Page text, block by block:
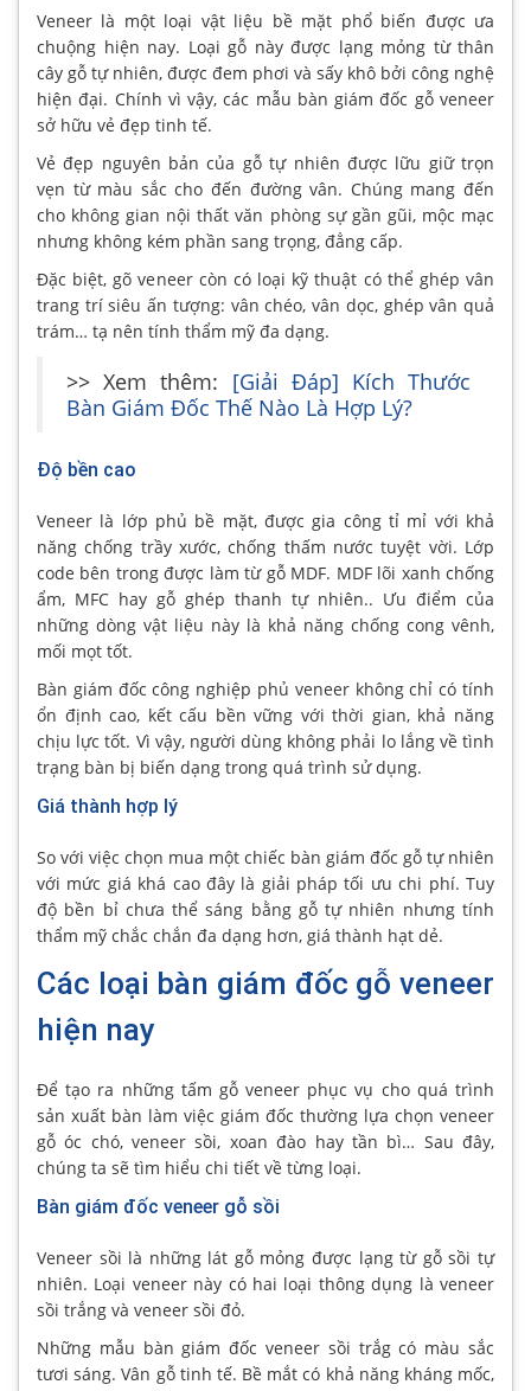
Veneer là một loại vật liệu bề mặt phổ biến được ưa
chuộng hiện nay. Loại gỗ này được lạng mỏng từ thân
cây gỗ tự nhiên, được đem phơi và sấy khô bởi công nghệ
hiện đại. Chính vì vậy, các mẫu bàn giám đốc gỗ veneer
sở hữu vẻ đẹp tinh tế.
Vẻ đẹp nguyên bản của gỗ tự nhiên được lữu giữ trọn
vẹn từ màu sắc cho đến đường vân. Chúng mang đến
cho không gian nội thất văn phòng sự gần gũi, mộc mạc
nhưng không kém phần sang trọng, đẳng cấp.
Đặc biệt, gõ veneer còn có loại kỹ thuật có thể ghép vân
trang trí siêu ấn tượng: vân chéo, vân dọc, ghép vân quả
trám… tạ nên tính thẩm mỹ đa dạng.
>> Xem thêm: [Giải Đáp] Kích Thước
Bàn Giám Đốc Thế Nào Là Hợp Lý?
Độ bền cao
Veneer là lớp phủ bề mặt, được gia công tỉ mỉ với khả
năng chống trầy xước, chống thấm nước tuyệt vời. Lớp
code bên trong được làm từ gỗ MDF. MDF lõi xanh chống
ẩm, MFC hay gỗ ghép thanh tự nhiên.. Ưu điểm của
những dòng vật liệu này là khả năng chống cong vênh,
mối mọt tốt.
Bàn giám đốc công nghiệp phủ veneer không chỉ có tính
ổn định cao, kết cấu bền vững với thời gian, khả năng
chịu lực tốt. Vì vậy, người dùng không phải lo lắng về tình
trạng bàn bị biến dạng trong quá trình sử dụng.
Giá thành hợp lý
So với việc chọn mua một chiếc bàn giám đốc gỗ tự nhiên
với mức giá khá cao đây là giải pháp tối ưu chi phí. Tuy
độ bền bỉ chưa thể sáng bằng gỗ tự nhiên nhưng tính
thẩm mỹ chắc chắn đa dạng hơn, giá thành hạt dẻ.
Các loại bàn giám đốc gỗ veneer
hiện nay
Để tạo ra những tấm gỗ veneer phục vụ cho quá trình
sản xuất bàn làm việc giám đốc thường lựa chọn veneer
gỗ óc chó, veneer sồi, xoan đào hay tần bì… Sau đây,
chúng ta sẽ tìm hiểu chi tiết về từng loại.
Bàn giám đốc veneer gỗ sồi
Veneer sồi là những lát gỗ mỏng được lạng từ gỗ sồi tự
nhiên. Loại veneer này có hai loại thông dụng là veneer
sồi trắng và veneer sồi đỏ.
Những mẫu bàn giám đốc veneer sồi trắg có màu sắc
tươi sáng. Vân gỗ tinh tế. Bề mắt có khả năng kháng mốc,